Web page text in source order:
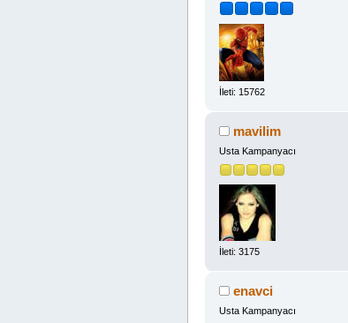
İleti: 15762
mavilim
Usta Kampanyacı
İleti: 3175
enavci
Usta Kampanyacı